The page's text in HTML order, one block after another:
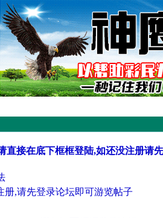
直接在底下框框登陆,如还没注册请
册,请先登录论坛即可游览帖子